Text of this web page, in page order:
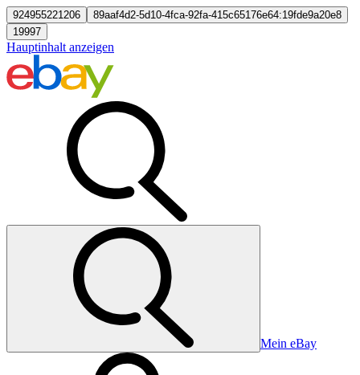
924955221206
89aaf4d2-5d10-4fca-92fa-415c65176e64:19fde9a20e8
19997
Hauptinhalt anzeigen
Mein eBay